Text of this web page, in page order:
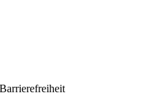
Barrierefreiheit